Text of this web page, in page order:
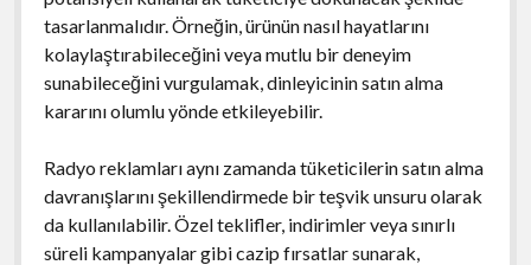
tasarlanmalıdır. Örneğin, ürünün nasıl hayatlarını
kolaylaştırabileceğini veya mutlu bir deneyim
sunabileceğini vurgulamak, dinleyicinin satın alma
kararını olumlu yönde etkileyebilir.
Radyo reklamları aynı zamanda tüketicilerin satın alma
davranışlarını şekillendirmede bir teşvik unsuru olarak
da kullanılabilir. Özel teklifler, indirimler veya sınırlı
süreli kampanyalar gibi cazip fırsatlar sunarak,